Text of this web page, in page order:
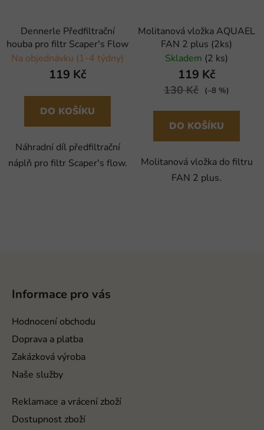
Dennerle Předfiltrační
houba pro filtr Scaper's Flow
Na objednávku (1-4 týdny)
119 Kč
DO KOŠÍKU
Náhradní díl předfiltrační
náplň pro filtr Scaper's flow.
Molitanová vložka AQUAEL
FAN 2 plus (2ks)
Skladem (2 ks)
119 Kč
130 Kč (–8 %)
DO KOŠÍKU
Molitanová vložka do filtru
FAN 2 plus.
Informace pro vás
Hodnocení obchodu
Doprava a platba
Zakázková výroba
Naše služby
Reklamace a vrácení zboží
Dostupnost zboží